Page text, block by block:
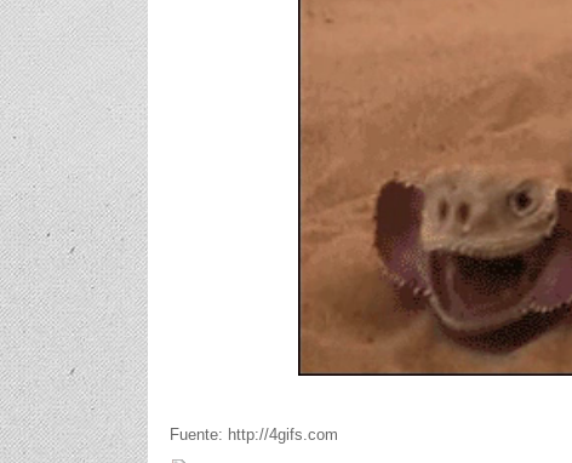
Fuente: http://4gifs.com